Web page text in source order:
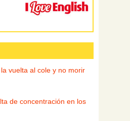
vuelta al cole y no morir
de concentración en los